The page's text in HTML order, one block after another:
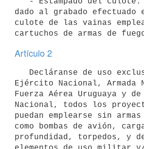
dado al grabado efectuado
culote de las vainas
Artículo 2
Ejército Nacional, Armada
Fuerza Aérea Uruguaya y
Nacional, todos los
puedan emplearse sin
como bombas de avión,
profundidad, torpedos, y